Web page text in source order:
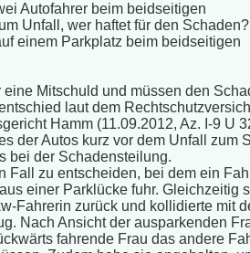
Autofahrer beim beidseitigen
Unfall, wer haftet für den Schaden?
einem Parkplatz beim beidseitigen
Mitschuld und müssen den
laut dem
Hamm (11.09.2012, Az. I-9 U
der Autos kurz vor dem Unfall zum
bei der Schadensteilung.
Fall zu entscheiden, bei dem ein
einer Parklücke fuhr. Gleichzeitig
Fahrerin zurück und kollidierte mit
Nach Ansicht der ausparkenden
fahrende Frau das andere